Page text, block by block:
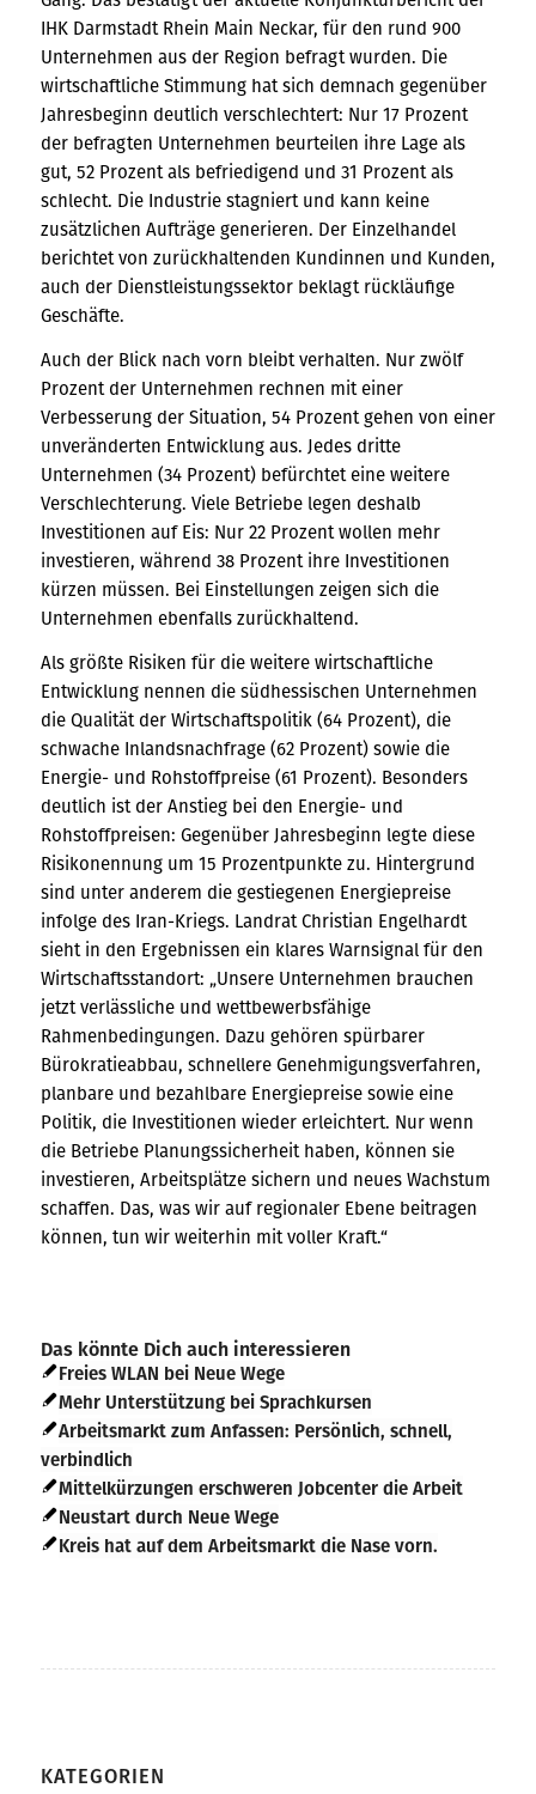
IHK Darmstadt Rhein Main Neckar, für den rund 900
Unternehmen aus der Region befragt wurden. Die
wirtschaftliche Stimmung hat sich demnach gegenüber
Jahresbeginn deutlich verschlechtert: Nur 17 Prozent
der befragten Unternehmen beurteilen ihre Lage als
gut, 52 Prozent als befriedigend und 31 Prozent als
schlecht. Die Industrie stagniert und kann keine
zusätzlichen Aufträge generieren. Der Einzelhandel
berichtet von zurückhaltenden Kundinnen und Kunden,
auch der Dienstleistungssektor beklagt rückläufige
Geschäfte.
Auch der Blick nach vorn bleibt verhalten. Nur zwölf
Prozent der Unternehmen rechnen mit einer
Verbesserung der Situation, 54 Prozent gehen von einer
unveränderten Entwicklung aus. Jedes dritte
Unternehmen (34 Prozent) befürchtet eine weitere
Verschlechterung. Viele Betriebe legen deshalb
Investitionen auf Eis: Nur 22 Prozent wollen mehr
investieren, während 38 Prozent ihre Investitionen
kürzen müssen. Bei Einstellungen zeigen sich die
Unternehmen ebenfalls zurückhaltend.
Als größte Risiken für die weitere wirtschaftliche
Entwicklung nennen die südhessischen Unternehmen
die Qualität der Wirtschaftspolitik (64 Prozent), die
schwache Inlandsnachfrage (62 Prozent) sowie die
Energie- und Rohstoffpreise (61 Prozent). Besonders
deutlich ist der Anstieg bei den Energie- und
Rohstoffpreisen: Gegenüber Jahresbeginn legte diese
Risikonennung um 15 Prozentpunkte zu. Hintergrund
sind unter anderem die gestiegenen Energiepreise
infolge des Iran-Kriegs. Landrat Christian Engelhardt
sieht in den Ergebnissen ein klares Warnsignal für den
Wirtschaftsstandort: „Unsere Unternehmen brauchen
jetzt verlässliche und wettbewerbsfähige
Rahmenbedingungen. Dazu gehören spürbarer
Bürokratieabbau, schnellere Genehmigungsverfahren,
planbare und bezahlbare Energiepreise sowie eine
Politik, die Investitionen wieder erleichtert. Nur wenn
die Betriebe Planungssicherheit haben, können sie
investieren, Arbeitsplätze sichern und neues Wachstum
schaffen. Das, was wir auf regionaler Ebene beitragen
können, tun wir weiterhin mit voller Kraft.“
Das könnte Dich auch interessieren
Freies WLAN bei Neue Wege
Mehr Unterstützung bei Sprachkursen
Arbeitsmarkt zum Anfassen: Persönlich, schnell,
verbindlich
Mittelkürzungen erschweren Jobcenter die Arbeit
Neustart durch Neue Wege
Kreis hat auf dem Arbeitsmarkt die Nase vorn.
KATEGORIEN